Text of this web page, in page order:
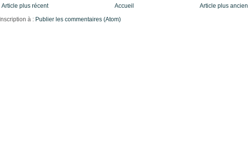
Article plus récent Article plus ancien
Accueil
Inscription à : Publier les commentaires (Atom)